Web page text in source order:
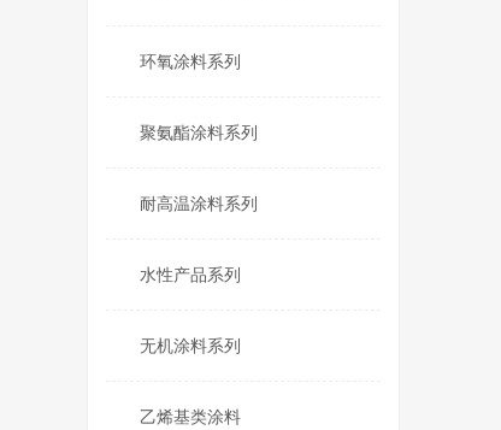
环氧涂料系列
聚氨酯涂料系列
耐高温涂料系列
水性产品系列
无机涂料系列
乙烯基类涂料